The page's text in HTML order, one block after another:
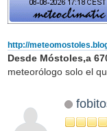
http://
Desde Móstoles,a
meteorólogo solo el